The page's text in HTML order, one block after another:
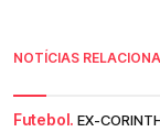
NOTÍCIAS
Futebol. EX-